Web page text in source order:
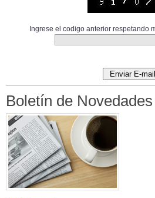
Ingrese el codigo anterior respetando
Boletín de Novedades